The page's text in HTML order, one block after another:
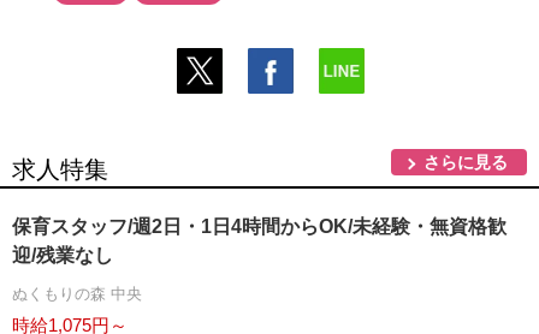
求人特集 さらに見る
保育スタッフ/週2日・1日4時間からOK/未経験・無資格歓
迎/残業なし
ぬくもりの森 中央
時給1,075円～